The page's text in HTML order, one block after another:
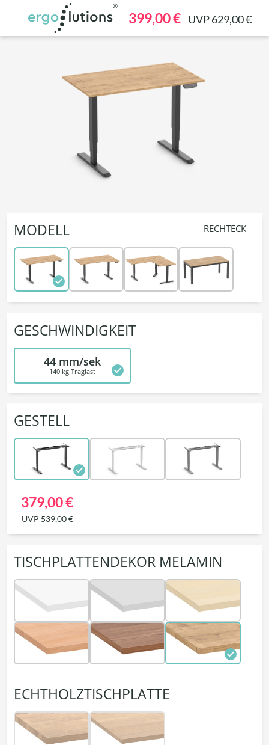
399,00 € UVP629,00 €
MODELL RECHTECK
GESCHWINDIGKEIT
44 mm/sek
140 kg Traglast
GESTELL
379,00 €
UVP539,00 €
TISCHPLATTENDEKOR MELAMIN
ECHTHOLZTISCHPLATTE